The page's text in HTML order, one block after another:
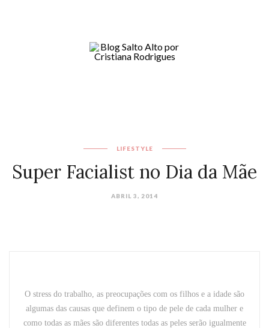
LIFESTYLE
Super Facialist no Dia da Mãe
ABRIL 3, 2014
O stress do trabalho, as preocupações com os filhos e a idade são
algumas das causas que definem o tipo de pele de cada mulher e
como todas as mães são diferentes todas as peles serão igualmente